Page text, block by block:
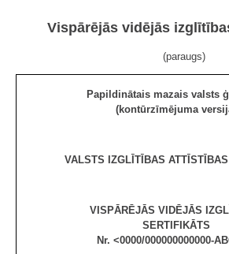
Vispārējās vidējās
(paraugs)
Papildinātais mazais valsts
(kontūrzīmējuma
VALSTS IZGLĪTĪBAS
VISPĀRĒJĀS VIDĒJĀS
SERTIFIKĀTS
Nr. <0000/000000000000-